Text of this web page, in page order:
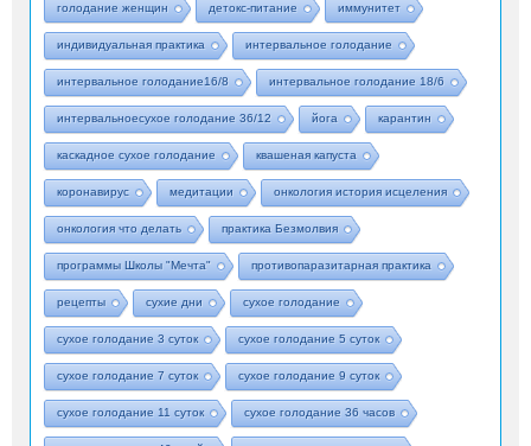
голодание женщин детокс-питание иммунитет
индивидуальная практика интервальное голодание
интервальное голодание16/8 интервальное голодание 18/6
интервальноесухое голодание 36/12 йога карантин
каскадное сухое голодание квашеная капуста
коронавирус медитации онкология история исцеления
онкология что делать практика Безмолвия
программы Школы "Мечта" противопаразитарная практика
рецепты сухие дни сухое голодание
сухое голодание 3 суток сухое голодание 5 суток
сухое голодание 7 суток сухое голодание 9 суток
сухое голодание 11 суток сухое голодание 36 часов